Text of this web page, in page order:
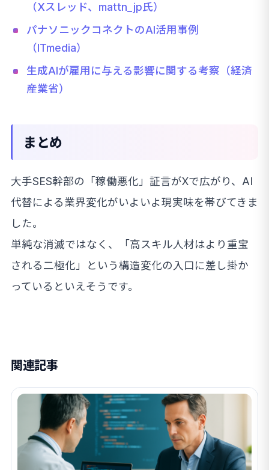
（Xスレッド、mattn_jp氏）
パナソニックコネクトのAI活用事例
（ITmedia）
生成AIが雇用に与える影響に関する考察（経済
産業省）
まとめ
大手SES幹部の「稼働悪化」証言がXで広がり、AI
代替による業界変化がいよいよ現実味を帯びてきま
した。
単純な消滅ではなく、「高スキル人材はより重宝
される二極化」という構造変化の入口に差し掛か
っているといえそうです。
関連記事